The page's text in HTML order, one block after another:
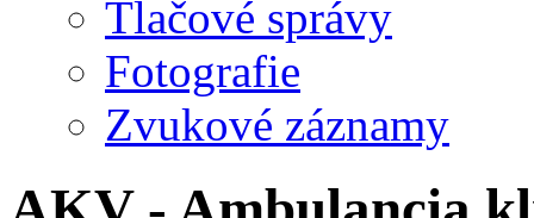
Tlačové správy
Fotografie
Zvukové záznamy